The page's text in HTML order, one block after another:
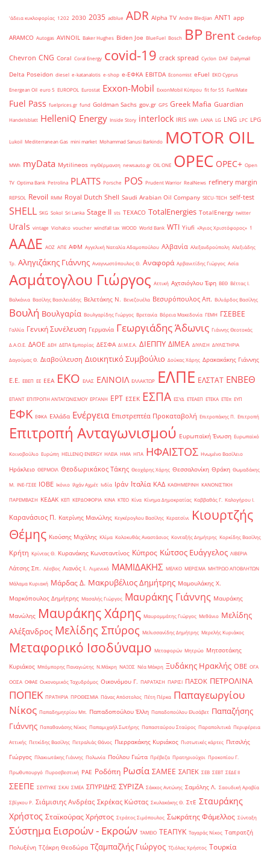
'άδεια κυκλοφορίας 1202 2030 2035 adblue ADR Alpha TV Andre Bledjian ANT1 app
ARAMCO Autogas AVINOIL Baker Hughes Biden Joe BlueFuel Bosch BPBrent Cedefop
Chevron CNG Coral Coral Energy covid-19 crack spread Cyclon DAF Dailymail
Delta Poseidon diesel e-katanalotis e-shop e-ΕΦΚΑ EBITDA Economist eFuel EKO Cyprus
Energean Oil euro 5 EUROPOL Eurostat Exxon-Mobil ExxonMobil Κύπρου fit for 55 FuelMate
Fuel Pass fuelprices.gr fund Goldman Sachs gov.gr GPS Greek Mafia Guardian
Handelsblatt HelleniQ Energy Inside Story interlock IRIS kWh LANA LG LNG LPC LPG
Lukoil Mediterranean Gas mini market Mohammad Sanusi Barkindo MOTOR OIL
MWh myData Mytilineos myΘέρμανση newsauto.gr OIL ONE OPEC OPEC+ Open
TV Optima Bank Petrolina PLATTS Porsche POS Prudent Warrior RealNews refinery margin
REPSOL Revoil RMM Royal Dutch Shell Saudi Arabian Oil Company SECU-TECH self-test
SHELL SKG Sokol Sri Lanka Stage II sts TEXACO TotalEnergies TotalEnergy twitter
Urals vintage Viohalco voucher windfall tax WOOD World Bank WTI Yiufi «Άγιος Χριστόφορος» ΄1
ΑΑΔΕ ΑΟΖ ΑΠΕ ΑΦΜ Αγγελική Ναταλία Αδαμοπούλου Αλβανία Αλεξανδρούπολη Αλεξιάδης
Τρ. Αληγιζάκης Γιάννης Αναγνωστόπουλος Θ. Αναφορά Αρβανιτίδης Γιώργος Ασία
Ασμάτογλου Γιώργος Αττική Αχτσιόγλου Έφη ΒΕΘ Βέττας Ι.
Βαλκάνια Βασίλης Βασιλειάδης Βελετάκης Ν. Βενεζουέλα Βεσυρόπουλος Απ. Βιλιάρδος Βασίλης
Βουλή Βουλγαρία Βουλγαρίδης Γιώργος Βρετανία Βόρεια Μακεδονία ΓΕΜΗ ΓΣΕΒΕΕ
Γαλλία Γενική Συνέλευση Γερμανία Γεωργιάδης Άδωνις Γιάννης Θεοτοκάς
Δ.Α.Ο.Ε. ΔΑΟΕ ΔΕΗ ΔΕΠΑ Εμπορίας ΔΕΣΦΑ ΔΙ.Μ.Ε.Α. ΔΙΕΠΠΥ ΔΙΜΕΑ ΔΙΥΛΙΣΗ ΔΙΥΛΙΣΤΗΡΙΑ
Δαγούμας Θ. Διαβούλευση Διοικητικό Συμβούλιο Δούκας Χάρης Δρακακάκης Γιάννης
Ε.Ε. ΕΒΕΠ ΕΕ ΕΕΑ ΕΚΟ ΕΛΑΣ ΕΛΙΝΟΙΛ ΕΛΛΑΚΤΩΡ ΕΛΠΕ ΕΛΣΤΑΤ ΕΝΒΕΘ
ΕΠΑΝΤ ΕΠΙΤΡΟΠΗ ΑΝΤΑΓΩΝΙΣΜΟΥ ΕΡΓΑΝΗ ΕΡΤ ΕΣΕΚ ΕΣΠΑ ΕΣΥΔ ΕΤΕΑΕΠ ΕΤΕΚΑ ΕΤΕπ ΕΥΠ
ΕΦΚ ΕΦΚΑ Ελλάδα Ενέργεια Επιστρεπτέα Προκαταβολή Επιτροπάκης Π. Επιτροπή
Επιτροπή Ανταγωνισμού Ευρωπαϊκή Ένωση Ευρωπαϊκό
Κοινοβούλιο Ευρώπη ΗELLENiQ ENERGY ΗΛΕΙΑ ΗΜΑ ΗΠΑ ΗΦΑΙΣΤΟΣ Ηνωμένο Βασίλειο
Ηράκλειο ΘΕΡΜΟΙΛ Θεοδωρικάκος Τάκης Θεοχάρης Χάρης Θεσσαλονίκη Θράκη Θωμαδάκης
Μ. ΙΝΕ-ΓΣΕΕ ΙΟΒΕ Ικόνιο Ιλχάν Αχμέτ Ινδία Ιράν Ιταλία ΚΑΔ ΚΑΘΗΜΕΡΙΝΗ ΚΑΝΟΝΙΣΤΙΚΗ
ΠΑΡΕΜΒΑΣΗ ΚΕΔΑΚ ΚΕΠ ΚΕΡΔΟΦΟΡΙΑ ΚΙΝΑ ΚΤΕΟ Κίνα Κίνημα Δημοκρατίας Καββαθάς Γ. Καλογήρου Ι.
Καρανάσιος Π. Κατρίνης Μανώλης Κεγκέρογλου Βασίλης Κερατσίνι
Κιουρτζής
Θέμης Κιούσης Μιχάλης Κλίμα Κολοκυθάς Αναστάσιος Κονταξής Δημήτρης Κορκίδης Βασίλης
Κρήτη Κρίντας Θ. Κυρανάκης Κωνσταντίνος Κύπρος Κώτσος Ευάγγελος ΛΙΒΕΡΙΑ
Λάτσης Σπ. Λέσβος Λιανός Ι. Λιμενικό ΜΑΜΙΔΑΚΗΣ ΜΕΛΚΟ ΜΕΡΙΣΜΑ ΜΗΤΡΩΟ ΑΠΟΒΛΗΤΩΝ
Μάλαμα Κυριακή Μάρδας Δ. Μακρυβέλιος Δημήτρης Μαμουλάκης Χ.
Μαρκόπουλος Δημήτρης Μασαλής Γιώργος Μαυράκης Γιάννης Μαυράκης
Μανώλης Μαυράκης Χάρης Μαυρομμάτης Γιώργος Μεθάνιο Μελίδης
Αλέξανδρος Μελίδης Σπύρος Μελισσανίδης Δημήτρης Μερελής Κυριάκος
Μεταφορικό Ισοδύναμο Μεταφορών Μητρώο Μητσοτάκης
Κυριάκος Μπόμπορης Παναγιώτης Ν.Μάκρη ΝΑΞΟΣ Νέα Μάκρη Ξυδάκης Ηρακλής ΟΒΕ ΟΓΑ
ΟΟΣΑ ΟΦΑΕ Οικονομικός Ταχυδρόμος Οικονόμου Γ. ΠΑΡΑΤΑΣΗ ΠΑΡΙΣΙ ΠΑΣΟΚ ΠΕΤΡΟΛΙΝΑ
ΠΟΠΕΚ ΠΡΑΤΗΡΙΑ ΠΡΟΘΕΣΜΙΑ Πάνας Απόστολος Πέτη Πέρκα Παπαγεωργίου
Νίκος Παπαδημητρίου Μπ. Παπαδοπούλου Έλλη Παπαδοπούλου Ελισάβετ Παπαζήσης
Γιάννης Παπαθανάσης Νίκος Παπαμιχαήλ Σωτήρης Παπασταύρου Σταύρος Παραπολιτικά Περιφέρεια
Αττικής Πετκίδης Βασίλης Πετραλιάς Θάνος Πιερρακάκης Κυριάκος Πιστωτικές κάρτες Πιτσιλής
Γιώργος Πλακιωτάκης Γιάννης Πολωνία Πούλου Γιώτα Πρέβεζα Πρατηριούχοι Προκοπίου Γ.
Πρωθυπουργό Πυροσβεστική ΡΑΕ Ροδόπη Ρωσία ΣΑΜΕΕ ΣΑΠΕΚ ΣΕΒ ΣΕΒΤ ΣΕΔΕ ΙΙ
ΣΕΕΠΕ ΣΕΥΠΥΚΕ ΣΚΑΙ ΣΜΕΑ ΣΠΥΡΙΔΗΣ ΣΥΡΙΖΑ Σάκκος Αντώνης Σαμόλης Λ. Σαουδική Αραβία
Σβίγκου Ρ. Σιάμισιης Ανδρέας Σκρέκας Κώστας Σκυλακάκης Θ. ΣτΕ Σταυράκης
Χρήστος Σταϊκούρας Χρήστος Στράτος Σιμόπουλος Σωκράτης Φάμελλος Σύνταξη
Σύστημα Εισροών - Εκροών ΤΑΜΕΙΟ ΤΕΑΠΥΚ Ταγαράς Νίκος Ταπρατζή
Πολυξένη Τζάκρη Θεοδώρα Τζαμπαζλής Γιώργος Τζιόλας Χρήστος Τουρκία